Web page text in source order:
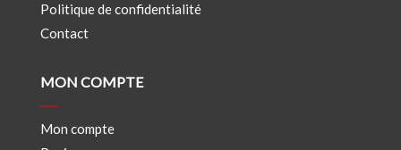
Politique de confidentialité
Contact
MON COMPTE
Mon compte